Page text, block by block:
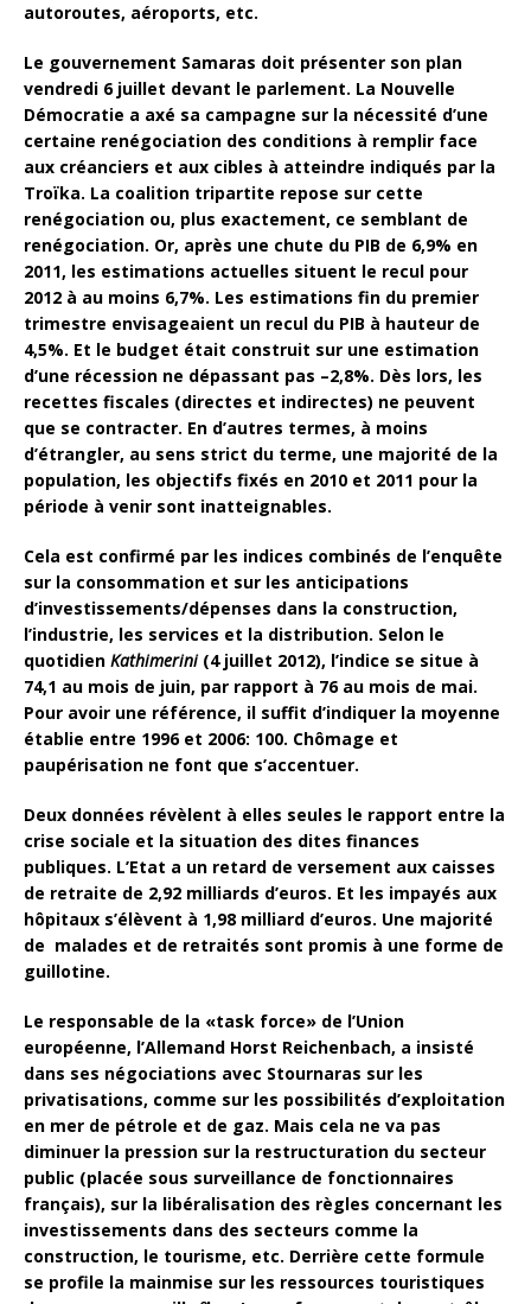
autoroutes, aéroports, etc.
Le gouvernement Samaras doit présenter son plan
vendredi 6 juillet devant le parlement. La Nouvelle
Démocratie a axé sa campagne sur la nécessité d’une
certaine renégociation des conditions à remplir face
aux créanciers et aux cibles à atteindre indiqués par la
Troïka. La coalition tripartite repose sur cette
renégociation ou, plus exactement, ce semblant de
renégociation. Or, après une chute du PIB de 6,9% en
2011, les estimations actuelles situent le recul pour
2012 à au moins 6,7%. Les estimations fin du premier
trimestre envisageaient un recul du PIB à hauteur de
4,5%. Et le budget était construit sur une estimation
d’une récession ne dépassant pas –2,8%. Dès lors, les
recettes fiscales (directes et indirectes) ne peuvent
que se contracter. En d’autres termes, à moins
d’étrangler, au sens strict du terme, une majorité de la
population, les objectifs fixés en 2010 et 2011 pour la
période à venir sont inatteignables.
Cela est confirmé par les indices combinés de l’enquête
sur la consommation et sur les anticipations
d’investissements/dépenses dans la construction,
l’industrie, les services et la distribution. Selon le
quotidien Kathimerini(4 juillet 2012), l’indice se situe à
74,1 au mois de juin, par rapport à 76 au mois de mai.
Pour avoir une référence, il suffit d’indiquer la moyenne
établie entre 1996 et 2006: 100. Chômage et
paupérisation ne font que s’accentuer.
Deux données révèlent à elles seules le rapport entre la
crise sociale et la situation des dites finances
publiques. L’Etat a un retard de versement aux caisses
de retraite de 2,92 milliards d’euros. Et les impayés aux
hôpitaux s’élèvent à 1,98 milliard d’euros. Une majorité
de malades et de retraités sont promis à une forme de
guillotine.
Le responsable de la «task force» de l’Union
européenne, l’Allemand Horst Reichenbach, a insisté
dans ses négociations avec Stournaras sur les
privatisations, comme sur les possibilités d’exploitation
en mer de pétrole et de gaz. Mais cela ne va pas
diminuer la pression sur la restructuration du secteur
public (placée sous surveillance de fonctionnaires
français), sur la libéralisation des règles concernant les
investissements dans des secteurs comme la
construction, le tourisme, etc. Derrière cette formule
se profile la mainmise sur les ressources touristiques